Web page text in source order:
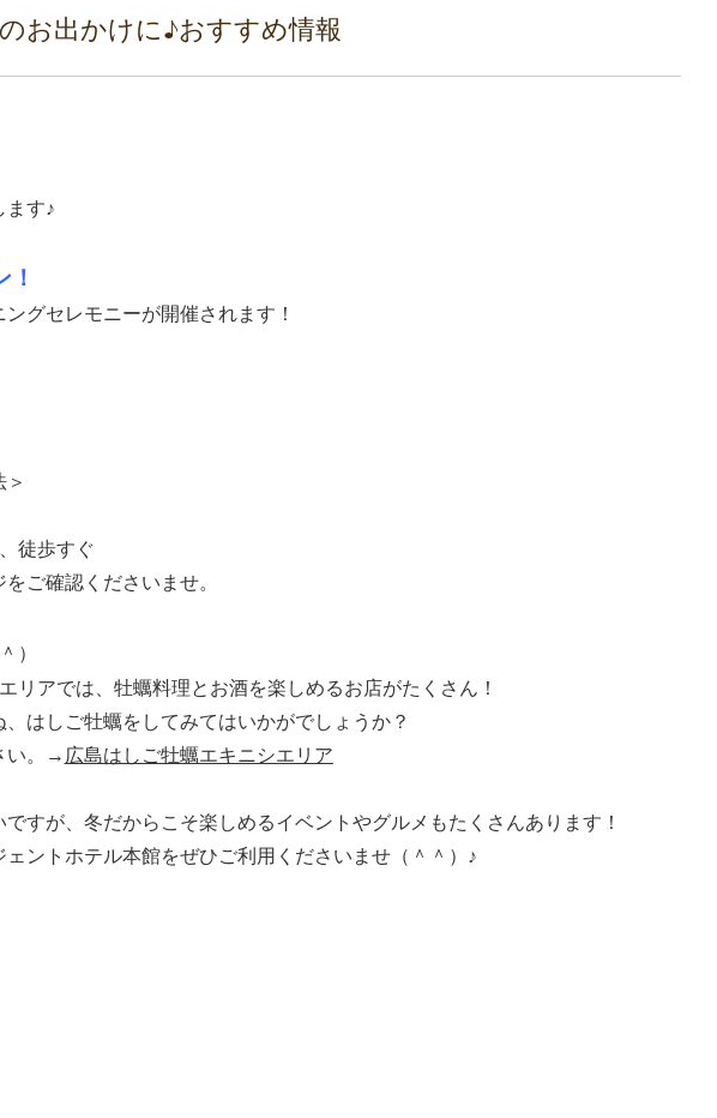
のお出かけに♪おすすめ情報
ます♪
グセレモニーが開催されます！
徒歩すぐ
ご確認くださいませ。
）
リアでは、牡蠣料理とお酒を楽しめるお店がたくさん！
はしご牡蠣をしてみてはいかがでしょうか？
い。→ 広島はしご牡蠣エキニシエリア
すが、冬だからこそ楽しめるイベントやグルメもたくさんあります！
ントホテル本館をぜひご利用くださいませ（＾＾）♪